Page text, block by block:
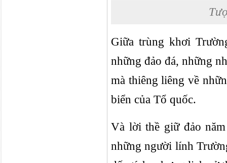
Giữa trùng khơi
những đảo đá, những
mà thiêng liêng về
biển của Tổ quốc.
Và lời thề giữ đảo
những người lính